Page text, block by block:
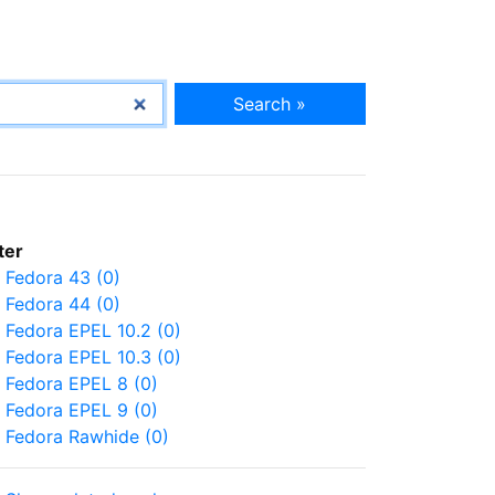
Search »
Fedora 43 (0)
Fedora 44 (0)
Fedora EPEL 10.2 (0)
Fedora EPEL 10.3 (0)
Fedora EPEL 8 (0)
Fedora EPEL 9 (0)
Fedora Rawhide (0)